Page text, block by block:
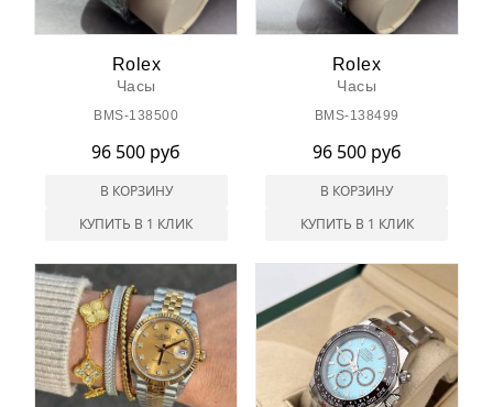
Rolex
Часы
BMS-138500
96 500 руб
В КОРЗИНУ
КУПИТЬ В 1 КЛИК
Rolex
Часы
BMS-138499
96 500 руб
В КОРЗИНУ
КУПИТЬ В 1 КЛИК